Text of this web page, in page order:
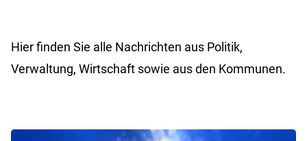
Hier finden Sie alle Nachrichten aus Politik,
Verwaltung, Wirtschaft sowie aus den Kommunen.